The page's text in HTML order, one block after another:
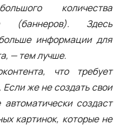
количества
(баннеров). Здесь
информации для
— тем лучше.
что требует
же не создать свои
создаст
картинок, которые не